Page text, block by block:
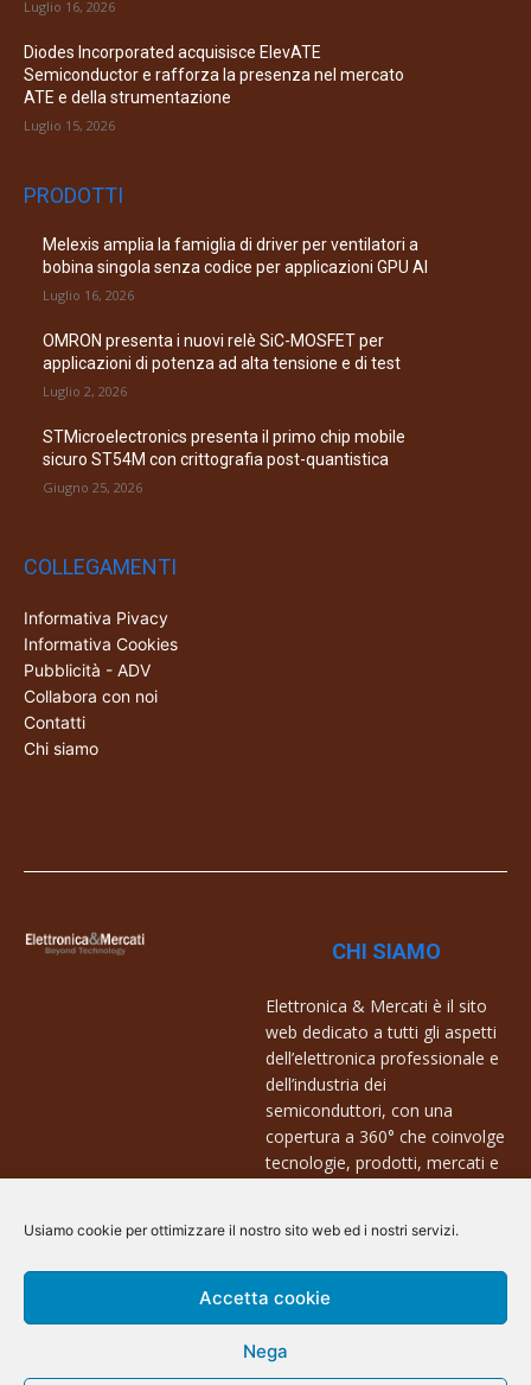
Usiamo cookie per ottimizzare il nostro sito web ed i nostri servizi.
Accetta cookie
Nega
Luglio 16, 2026
Diodes Incorporated acquisisce ElevATE
Semiconductor e rafforza la presenza nel mercato
ATE e della strumentazione
Luglio 15, 2026
PRODOTTI
Melexis amplia la famiglia di driver per ventilatori a
bobina singola senza codice per applicazioni GPU AI
Luglio 16, 2026
OMRON presenta i nuovi relè SiC-MOSFET per
applicazioni di potenza ad alta tensione e di test
Luglio 2, 2026
STMicroelectronics presenta il primo chip mobile
sicuro ST54M con crittografia post-quantistica
Giugno 25, 2026
COLLEGAMENTI
Informativa Pivacy
Informativa Cookies
Pubblicità - ADV
Collabora con noi
Contatti
Chi siamo
CHI SIAMO
Elettronica & Mercati è il sito
web dedicato a tutti gli aspetti
dell’elettronica professionale e
dell’industria dei
semiconduttori, con una
copertura a 360° che coinvolge
tecnologie, prodotti, mercati e
Contatti:
info@arscommunication.it